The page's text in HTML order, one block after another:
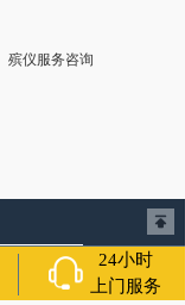
殡仪服务咨询
24小时
上门服务